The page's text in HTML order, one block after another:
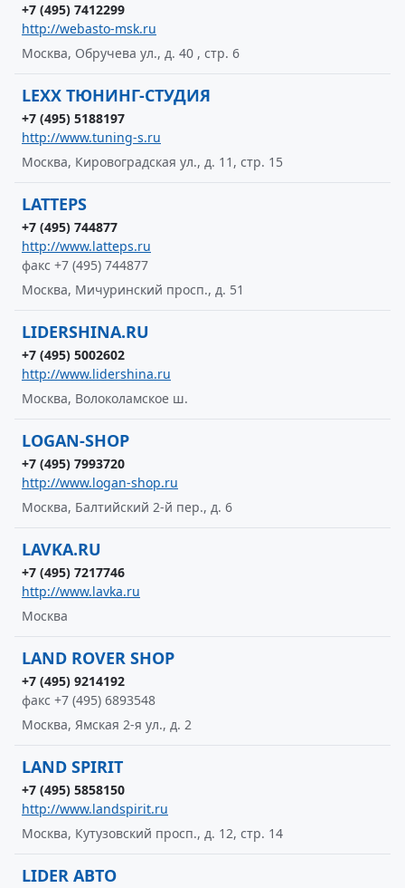
+7 (495) 7412299
http://webasto-msk.ru
Москва, Обручева ул., д. 40 , стр. 6
LEXX ТЮНИНГ-СТУДИЯ
+7 (495) 5188197
http://www.tuning-s.ru
Москва, Кировоградская ул., д. 11, стр. 15
LATTEPS
+7 (495) 744877
http://www.latteps.ru
факс +7 (495) 744877
Москва, Мичуринский просп., д. 51
LIDERSHINA.RU
+7 (495) 5002602
http://www.lidershina.ru
Москва, Волоколамское ш.
LOGAN-SHOP
+7 (495) 7993720
http://www.logan-shop.ru
Москва, Балтийский 2-й пер., д. 6
LAVKA.RU
+7 (495) 7217746
http://www.lavka.ru
Москва
LAND ROVER SHOP
+7 (495) 9214192
факс +7 (495) 6893548
Москва, Ямская 2-я ул., д. 2
LAND SPIRIT
+7 (495) 5858150
http://www.landspirit.ru
Москва, Кутузовский просп., д. 12, стр. 14
LIDER АВТО